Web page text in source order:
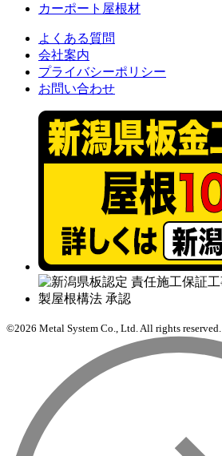
カーポート屋根材
よくある質問
会社案内
プライバシーポリシー
お問い合わせ
©2026 Metal System Co., Ltd. All rights reserved.